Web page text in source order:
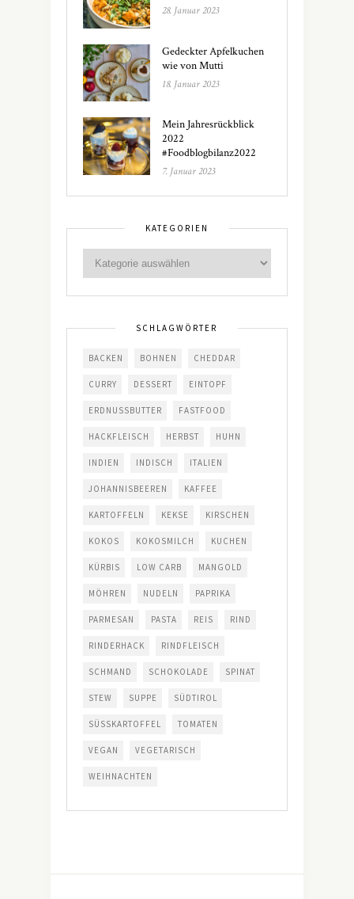
28. Januar 2023
Gedeckter Apfelkuchen
wie von Mutti
18. Januar 2023
Mein Jahresrückblick
2022
#Foodblogbilanz2022
7. Januar 2023
KATEGORIEN
SCHLAGWÖRTER
BACKEN BOHNEN CHEDDAR
CURRY DESSERT EINTOPF
ERDNUSSBUTTER FASTFOOD
HACKFLEISCH HERBST HUHN
INDIEN INDISCH ITALIEN
JOHANNISBEEREN KAFFEE
KARTOFFELN KEKSE KIRSCHEN
KOKOS KOKOSMILCH KUCHEN
KÜRBIS LOW CARB MANGOLD
MÖHREN NUDELN PAPRIKA
PARMESAN PASTA REIS RIND
RINDERHACK RINDFLEISCH
SCHMAND SCHOKOLADE SPINAT
STEW SUPPE SÜDTIROL
SÜSSKARTOFFEL TOMATEN
VEGAN VEGETARISCH
WEIHNACHTEN